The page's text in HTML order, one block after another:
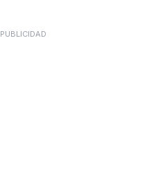
PUBLICIDAD